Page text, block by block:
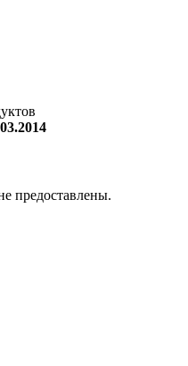
предоставлены.